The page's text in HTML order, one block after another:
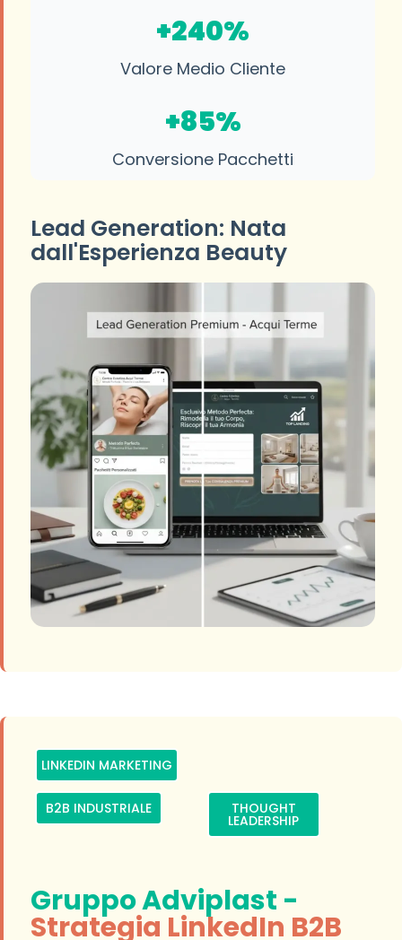
+240%
Valore Medio Cliente
+85%
Conversione Pacchetti
Lead Generation: Nata
dall'Esperienza Beauty
LINKEDIN MARKETING
B2B INDUSTRIALE THOUGHT
LEADERSHIP
Gruppo Adviplast -
Strategia LinkedIn B2B